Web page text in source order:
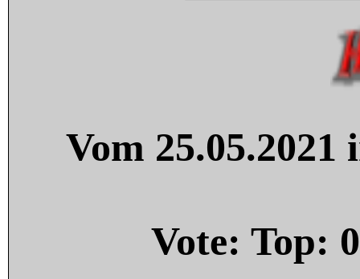
Vom
Vote: Top: 0